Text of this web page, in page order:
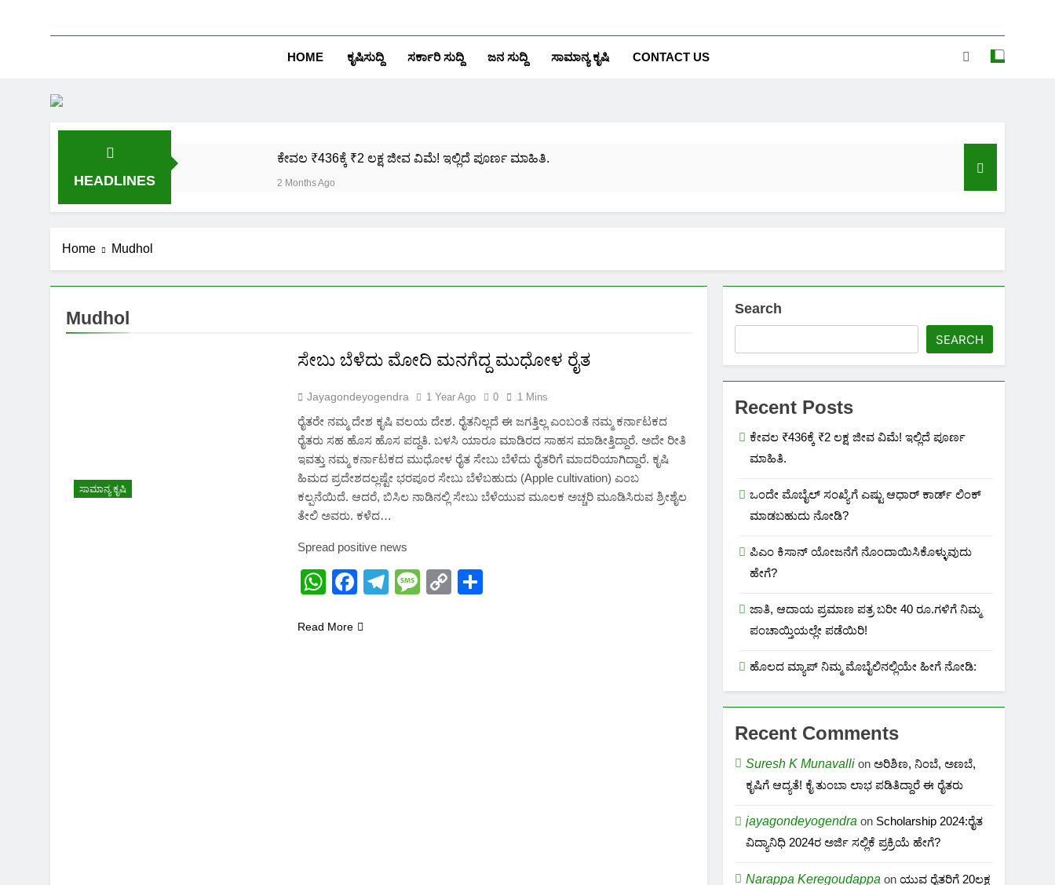
HOME ಕೃಷಿಸುದ್ದಿ ಸರ್ಕಾರಿ ಸುದ್ದಿ ಜನ ಸುದ್ದಿ ಸಾಮಾನ್ಯ ಕೃಷಿ CONTACT US
HEADLINES
ಕೇವಲ ₹436ಕ್ಕೆ ₹2 ಲಕ್ಷ ಜೀವ ವಿಮೆ! ಇಲ್ಲಿದೆ ಪೂರ್ಣ ಮಾಹಿತಿ.
2 Months Ago
ಜಾತಿ, ಆದಾಯ ಪ್ರಮಾಣ ಪತ್ರ ಬರೀ 40 ರೂ.ಗಳಿಗೆ ನಿಮ್ಮ ಪಂಚಾಯ್ತಿಯಲ್ಲೇ ಪಡೆಯಿರಿ!
2 Months Ago
ನಿಮ್ಮ ಆಧಾರ್ ಕಾರ್ಡ್‌ಗೆ ಎಷ್ಟು ಮೊಬೈಲ್ ನಂಬರ ಲಿಂಕ್ ಇದೆ ಗೊತ್ತಾ!
Home Mudhol
Mudhol
ಸಾಮಾನ್ಯ ಕೃಷಿ
ಸೇಬು ಬೆಳೆದು ಮೋದಿ ಮನಗೆದ್ದ ಮುಧೋಳ ರೈತ
Jayagondeyogendra 1 Year Ago 0 1 Mins
ರೈತರೇ ನಮ್ಮ ದೇಶ ಕೃಷಿ ವಲಯ ದೇಶ. ರೈತನಿಲ್ಲದೆ ಈ ಜಗತ್ತಿಲ್ಲ ಎಂಬಂತೆ ನಮ್ಮ ಕರ್ನಾಟಕದ
ರೈತರು ಸಹ ಹೊಸ ಹೊಸ ಪದ್ದತಿ. ಬಳಸಿ ಯಾರೂ ಮಾಡಿರದ ಸಾಹಸ ಮಾಡೀತ್ತಿದ್ದಾರೆ. ಅದೇ ರೀತಿ
ಇವತ್ತು ನಮ್ಮ ಕರ್ನಾಟಕದ ಮುಧೋಳ ರೈತ ಸೇಬು ಬೆಳೆದು ರೈತರಿಗೆ ಮಾದರಿಯಾಗಿದ್ದಾರೆ. ಕೃಷಿ
ಹಿಮದ ಪ್ರದೇಶದಲ್ಲಷ್ಟೇ ಭರಪೂರ ಸೇಬು ಬೆಳೆಬಹುದು (Apple cultivation) ಎಂಬ
ಕಲ್ಪನೆಯಿದೆ. ಆದರೆ, ಬಿಸಿಲ ನಾಡಿನಲ್ಲಿ ಸೇಬು ಬೆಳೆಯುವ ಮೂಲಕ ಅಚ್ಚರಿ ಮೂಡಿಸಿರುವ ಶ್ರೀಶೈಲ
ತೇಲಿ ಅವರು. ಕಳೆದ…
Spread positive news
WhatsApp
Facebook
Telegram
Message
Copy
Read More
Search
SEARCH
Recent Posts
ಕೇವಲ ₹436ಕ್ಕೆ ₹2 ಲಕ್ಷ ಜೀವ ವಿಮೆ! ಇಲ್ಲಿದೆ ಪೂರ್ಣ
ಮಾಹಿತಿ.
ಒಂದೇ ಮೊಬೈಲ್ ಸಂಖ್ಯೆಗೆ ಎಷ್ಟು ಆಧಾರ್ ಕಾರ್ಡ್ ಲಿಂಕ್
ಮಾಡಬಹುದು ನೋಡಿ?
ಪಿಎಂ ಕಿಸಾನ್ ಯೋಜನೆಗೆ ನೊಂದಾಯಿಸಿಕೊಳ್ಳುವುದು
ಹೇಗೆ?
ಜಾತಿ, ಆದಾಯ ಪ್ರಮಾಣ ಪತ್ರ ಬರೀ 40 ರೂ.ಗಳಿಗೆ ನಿಮ್ಮ
ಪಂಚಾಯ್ತಿಯಲ್ಲೇ ಪಡೆಯಿರಿ!
ಹೊಲದ ಮ್ಯಾಪ್ ನಿಮ್ಮ ಮೊಬೈಲಿನಲ್ಲಿಯೇ ಹೀಗೆ ನೋಡಿ:
Recent Comments
Suresh K Munavalli onಅರಿಶಿಣ, ನಿಂಬೆ, ಅಣಬೆ,
ಕೃಷಿಗೆ ಆದ್ಯತೆ! ಕೈ ತುಂಬಾ ಲಾಭ ಪಡಿತಿದ್ದಾರೆ ಈ ರೈತರು
jayagondeyogendra on Scholarship 2024:ರೈತ
ವಿದ್ಯಾನಿಧಿ 2024ರ ಅರ್ಜಿ ಸಲ್ಲಿಕೆ ಪ್ರಕ್ರಿಯೆ ಹೇಗೆ?
Narappa Keregoudappa onಯುವ ರೈತರಿಗೆ 20ಲಕ್ಷ